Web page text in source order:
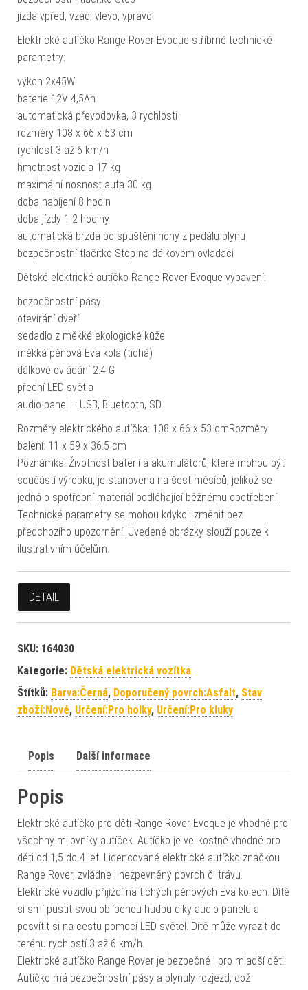
jízda vpřed, vzad, vlevo, vpravo
Elektrické autíčko Range Rover Evoque stříbrné technické
parametry:
výkon 2x45W
baterie 12V 4,5Ah
automatická převodovka, 3 rychlosti
rozměry 108 x 66 x 53 cm
rychlost 3 až 6 km/h
hmotnost vozidla 17 kg
maximální nosnost auta 30 kg
doba nabíjení 8 hodin
doba jízdy 1-2 hodiny
automatická brzda po spuštění nohy z pedálu plynu
bezpečnostní tlačítko Stop na dálkovém ovladači
Dětské elektrické autíčko Range Rover Evoque vybavení:
bezpečnostní pásy
otevírání dveří
sedadlo z měkké ekologické kůže
měkká pěnová Eva kola (tichá)
dálkové ovládání 2.4 G
přední LED světla
audio panel – USB, Bluetooth, SD
Rozměry elektrického autíčka: 108 x 66 x 53 cmRozměry
balení: 11 x 59 x 36.5 cm
Poznámka: Životnost baterií a akumulátorů, které mohou být
součástí výrobku, je stanovena na šest měsíců, jelikož se
jedná o spotřební materiál podléhající běžnému opotřebení.
Technické parametry se mohou kdykoli změnit bez
předchozího upozornění. Uvedené obrázky slouží pouze k
ilustrativním účelům.
DETAIL
SKU: 164030
Kategorie: Dětská elektrická vozítka
Štítků: Barva:Černá, Doporučený povrch:Asfalt, Stav
zboží:Nové, Určení:Pro holky, Určení:Pro kluky
Popis Další informace
Popis
Elektrické autíčko pro děti Range Rover Evoque je vhodné pro
všechny milovníky autíček. Autíčko je velikostně vhodné pro
děti od 1,5 do 4 let. Licencované elektrické autíčko značkou
Range Rover, zvládne i nezpevněný povrch či trávu.
Elektrické vozidlo přijíždí na tichých pěnových Eva kolech. Dítě
si smí pustit svou oblíbenou hudbu díky audio panelu a
posvítit si na cestu pomocí LED světel. Dítě může vyrazit do
terénu rychlostí 3 až 6 km/h.
Elektrické autíčko Range Rover je bezpečné i pro mladší děti.
Autíčko má bezpečnostní pásy a plynuly rozjezd, což